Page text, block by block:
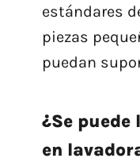
estándares
piezas
puedan
¿Se
en